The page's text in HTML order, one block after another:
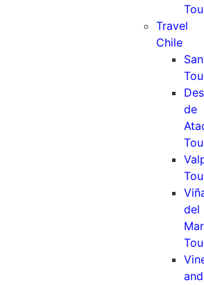
Travel
Chile
de
del
Mar
and